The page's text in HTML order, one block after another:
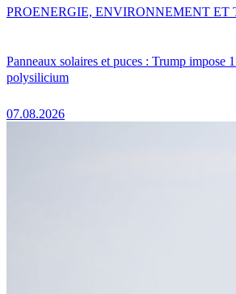
Panneaux solaires et puces : Trump impose
polysilicium
07.08.2026
PROENERGIE, ENVIRONNEMENT ET